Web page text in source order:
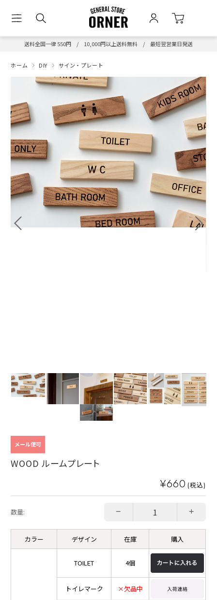
送料全国一律 550円 / 10,000円以上送料無料 / 最短翌営業日発送
ホーム DIY サイン・プレート
メール便可
WOOD ルームプレート
¥660 (税込)
数量: − +
カラー デザイン 在庫 購入
TOILET 4個
トイレマーク ×欠品中